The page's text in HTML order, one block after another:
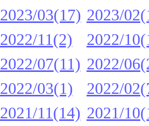
2023/03(17) 2023/
2022/11(2)
2022/
2022/07(11) 2022/
2022/03(1)
2022/
2021/11(14) 2021/